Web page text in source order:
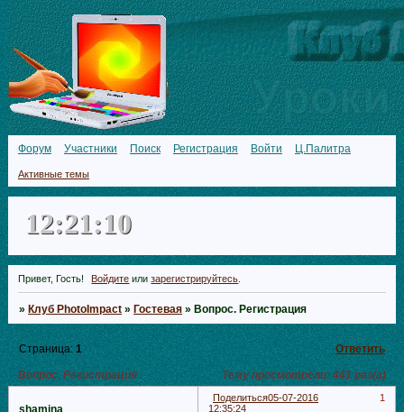
Форум Участники Поиск Регистрация Войти Ц.Палитра
Активные темы
12:21:10
Привет, Гость! Войдите илизарегистрируйтесь
»Клуб PhotoImpact »Гостевая »Вопрос. Регистрация
Вопрос. Регистрация Тему просмотрели:441раз(а)
Страница:1 Ответить
Поделиться 1
05-07-2016
12:35:24
shamina